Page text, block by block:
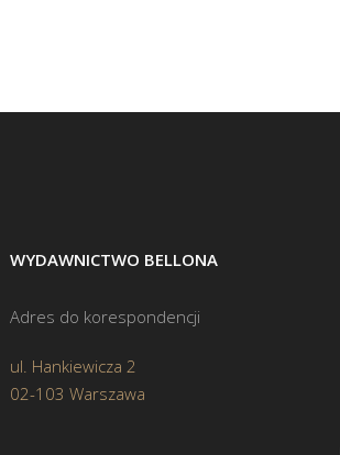
WYDAWNICTWO BELLONA
Adres do korespondencji
ul. Hankiewicza 2
02-103 Warszawa